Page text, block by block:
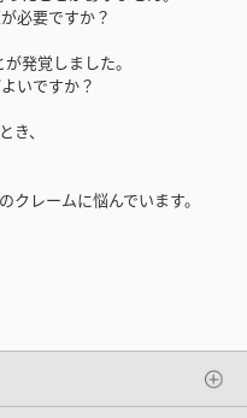
必要ですか？
発覚しました。
いですか？
、
レームに悩んでいます。